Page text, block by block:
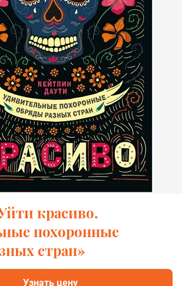
красиво.
похоронные
стран»
Узнать цену